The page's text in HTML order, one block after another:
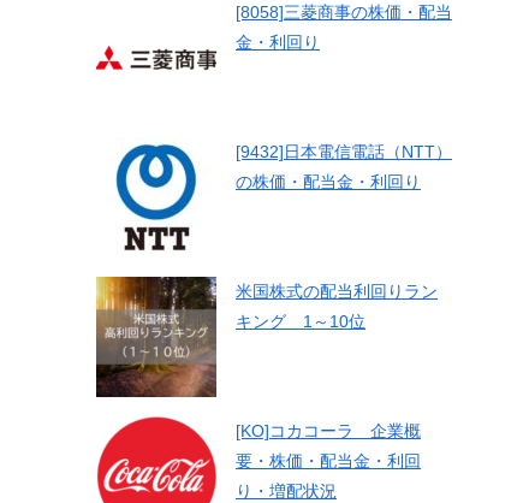
[8058]三菱商事の株価・配当
金・利回り
[9432]日本電信電話（NTT）
の株価・配当金・利回り
米国株式の配当利回りラン
キング 1～10位
[KO]コカコーラ 企業概
要・株価・配当金・利回
り・増配状況